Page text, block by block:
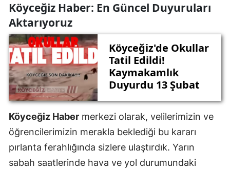
Köyceğiz Haber: En Güncel Duyuruları
Aktarıyoruz
Köyceğiz'de Okullar
Tatil Edildi!
Kaymakamlık
Duyurdu 13 Şubat
Köyceğiz Haber merkezi olarak, velilerimizin ve
öğrencilerimizin merakla beklediği bu kararı
pırlanta ferahlığında sizlere ulaştırdık. Yarın
sabah saatlerinde hava ve yol durumundaki